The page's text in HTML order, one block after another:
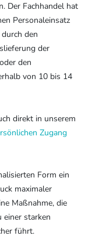
Der Fachhandel hat
Personaleinsatz
den
der
den
von 10 bis 14
direkt in unserem
Zugang
Form ein
maximaler
Maßnahme, die
einer starken
führt.